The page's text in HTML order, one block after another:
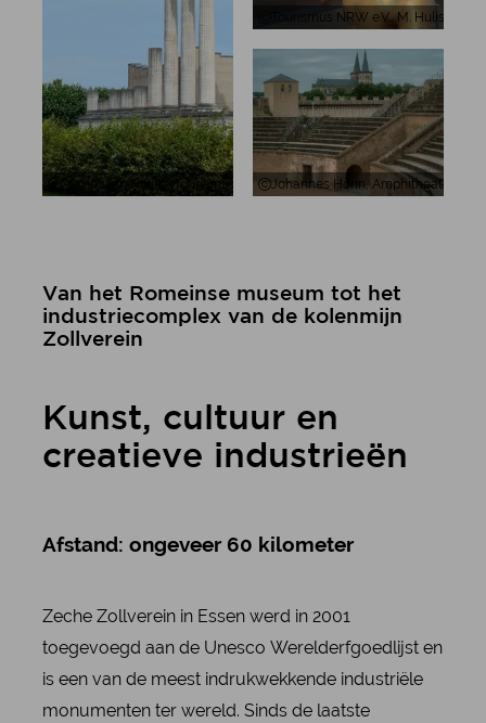
Maximilian Hulisz, Tourismus NRW e.V., Rekonstruktion des
Johannes Höhn, Amphitheater mit
Tourismus NRW e.V., M. Hulisz,
Van het Romeinse museum tot het
industriecomplex van de kolenmijn
Zollverein
Kunst, cultuur en
creatieve industrieën
Afstand: ongeveer 60 kilometer
Zeche Zollverein in Essen werd in 2001
toegevoegd aan de Unesco Werelderfgoedlijst en
is een van de meest indrukwekkende industriële
monumenten ter wereld. Sinds de laatste